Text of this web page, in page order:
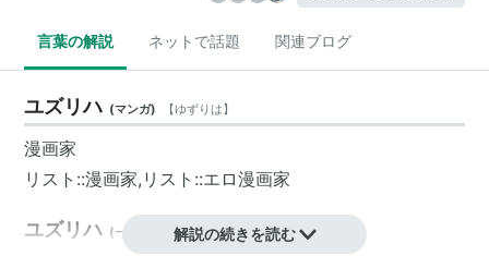
言葉の解説 ネットで話題 関連ブログ
ユズリハ (マンガ) 【ゆずりは】
漫画家
リスト::漫画家, リスト::エロ漫画家
ユズリハ (一般 ゆずりは】
解説の続きを読む